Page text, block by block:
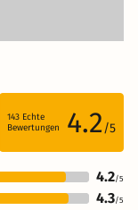
143 Echte
Bewertungen
4.2 /5
4.2/5
4.3/5